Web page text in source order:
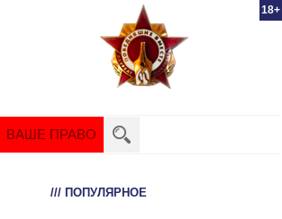
18+
ВАШЕ ПРАВО
/// ПОПУЛЯРНОЕ